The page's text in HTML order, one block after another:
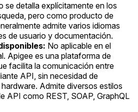
se detalla explícitamente en los
pero como producto de
admite varios idiomas
de usuario y documentación.
No aplicable en el
Apigee es una plataforma de
facilita la comunicación entre
API, sin necesidad de
Admite diversos estilos
API como REST, SOAP, GraphQL